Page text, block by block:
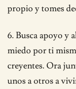
propio y tomes
6. Busca apoyo y
miedo por ti
creyentes. Ora
unos a otros a